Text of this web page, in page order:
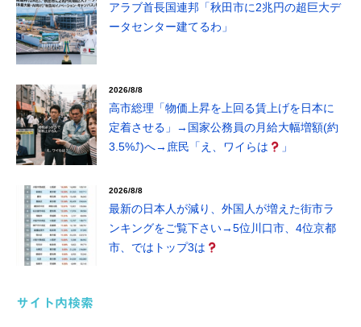
アラブ首長国連邦「秋田市に2兆円の超巨大デ
ータセンター建てるわ」
2026/8/8
高市総理「物価上昇を上回る賃上げを日本に
定着させる」→国家公務員の月給大幅増額(約
3.5%⤴)へ→庶民「え、ワイらは
」
2026/8/8
最新の日本人が減り、外国人が増えた街市ラ
ンキングをご覧下さい→5位川口市、4位京都
市、ではトップ3は
サイト内検索